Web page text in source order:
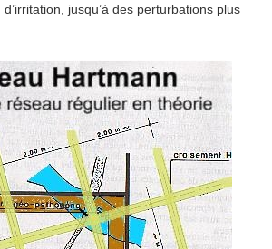
jusqu’à des perturbations plus